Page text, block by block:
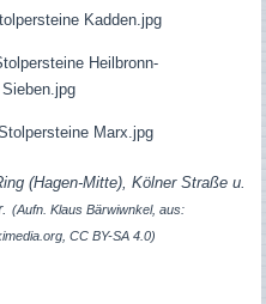
(Hagen-Mitte), Kölner Straße u.
(Aufn. Klaus Bärwiwnkel, aus:
CC BY-SA 4.0)